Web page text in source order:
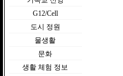
G12/Cell
도시 정원
물생활
문화
생활 체험 정보